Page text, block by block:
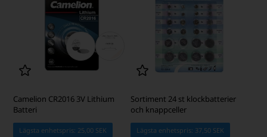
Camelion CR2016 3V Lithium
Batteri
Lägsta enhetspris: 25,00 SEK
Sortiment 24 st klockbatterier
och knappceller
Lägsta enhetspris: 37,50 SEK